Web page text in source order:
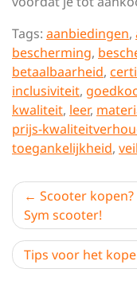
Tags: aanbiedingen,
bescherming,
betaalbaarheid,
inclusiviteit,
kwaliteit, leer,
prijs-
toegankelijkheid,
Scooter
Sym scooter!
Tips voor het